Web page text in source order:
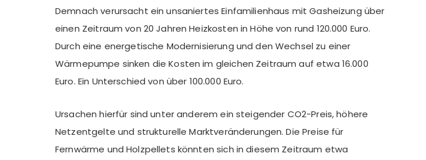
Demnach verursacht ein unsaniertes Einfamilienhaus mit Gasheizung über
einen Zeitraum von 20 Jahren Heizkosten in Höhe von rund 120.000 Euro.
Durch eine energetische Modernisierung und den Wechsel zu einer
Wärmepumpe sinken die Kosten im gleichen Zeitraum auf etwa 16.000
Euro. Ein Unterschied von über 100.000 Euro.
Ursachen hierfür sind unter anderem ein steigender CO2-Preis, höhere
Netzentgelte und strukturelle Marktveränderungen. Die Preise für
Fernwärme und Holzpellets könnten sich in diesem Zeitraum etwa